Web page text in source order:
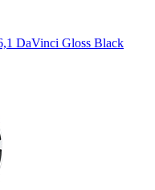
DaVinci Gloss Black